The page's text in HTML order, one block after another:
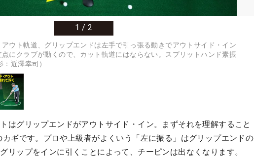
1 /2
ウト軌道、グリップエンドは左手で引っ張る動きでアウトサイド・イン
にクラブが動くので、カット軌道にはならない。スプリットハンド素振
近澤幸司）
はグリップエンドがアウトサイド・イン。まずそれを理解すること
カギです。プロや上級者がよくいう「左に振る」はグリップエンドの
リップをインに引くことによって、チーピンは出なくなります。